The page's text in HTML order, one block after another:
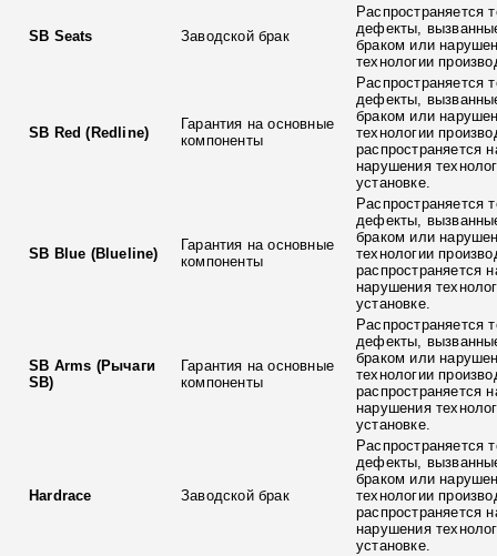
SB Seats Заводской брак
Распространяется
дефекты,
браком или
технологии
SB Red (Redline)
Гарантия на основные
компоненты
Распространяется
дефекты,
браком или
технологии
распространяется
нарушения
установке.
SB Blue (Blueline)
Гарантия на основные
компоненты
Распространяется
дефекты,
браком или
технологии
распространяется
нарушения
установке.
SB Arms (Рычаги
SB)
Гарантия на основные
компоненты
Распространяется
дефекты,
браком или
технологии
распространяется
нарушения
установке.
Hardrace Заводской брак
Распространяется
дефекты,
браком или
технологии
распространяется
нарушения
установке.